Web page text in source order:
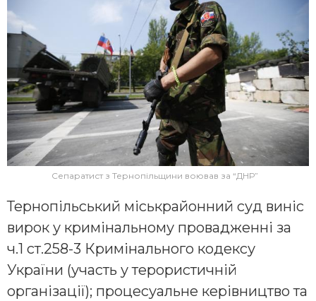
Сепаратист з Тернопільщини воював за “ДНР”
Тернопільський міськрайонний суд виніс
вирок у кримінальному провадженні за
ч.1 ст.258-3 Кримінального кодексу
України (участь у терористичній
організації); процесуальне керівництво та